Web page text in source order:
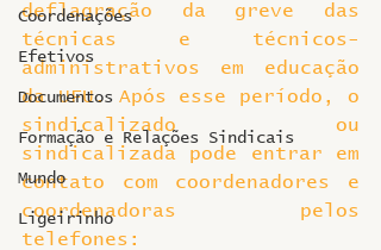
Coordenações
Efetivos
Documentos
Formação e Relações Sindicais
Mundo
Ligeirinho
deflagração da greve das
técnicas e técnicos-
administrativos em educação
da UFU. Após esse período, o
sindicalizado ou
sindicalizada pode entrar em
contato com coordenadores e
coordenadoras pelos
telefones: